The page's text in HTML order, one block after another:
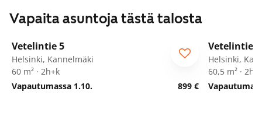
Vapaita asuntoja tästä talosta
/8
Vetelintie 5
Helsinki, Kannelmäki
60 m² · 2h+k
Vapautumassa 1.10.
899 €
Vetelintie 5
Helsinki,
60,5 m² ·